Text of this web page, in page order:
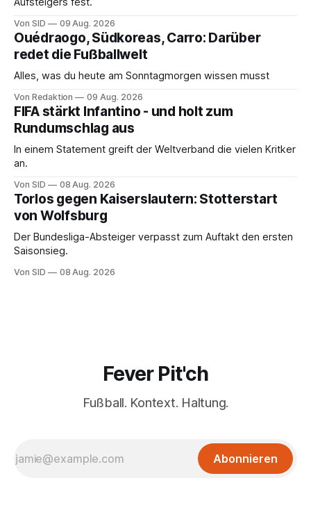
Von SID 09 Aug. 2026
Ouédraogo, Südkoreas, Carro: Darüber
redet die Fußballwelt
Alles, was du heute am Sonntagmorgen wissen musst
Von Redaktion 09 Aug. 2026
FIFA stärkt Infantino - und holt zum
Rundumschlag aus
In einem Statement greift der Weltverband die vielen Kritker
an.
Von SID 08 Aug. 2026
Torlos gegen Kaiserslautern: Stotterstart
von Wolfsburg
Der Bundesliga-Absteiger verpasst zum Auftakt den ersten
Saisonsieg.
Von SID 08 Aug. 2026
Fever Pit'ch
Fußball. Kontext. Haltung.
Abonnieren